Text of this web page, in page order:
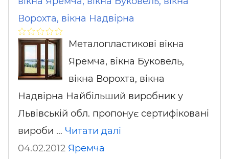
Ворохта, вікна Надвірна
Металопластикові вікна
Яремча, вікна Буковель,
вікна Ворохта, вікна
Надвірна Найбільший виробник у
Львівській обл. пропонує сертифіковані
вироби … Читати далі
04.02.2012 Яремча